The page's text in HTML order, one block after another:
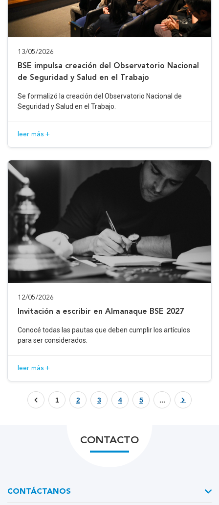
13/05/2026
BSE impulsa creación del Observatorio Nacional
de Seguridad y Salud en el Trabajo
Se formalizó la creación del Observatorio Nacional de
Seguridad y Salud en el Trabajo.
leer más +
12/05/2026
Invitación a escribir en Almanaque BSE 2027
Conocé todas las pautas que deben cumplir los artículos
para ser considerados.
leer más +
1 2 3 4 5 ...
CONTACTO
CONTÁCTANOS